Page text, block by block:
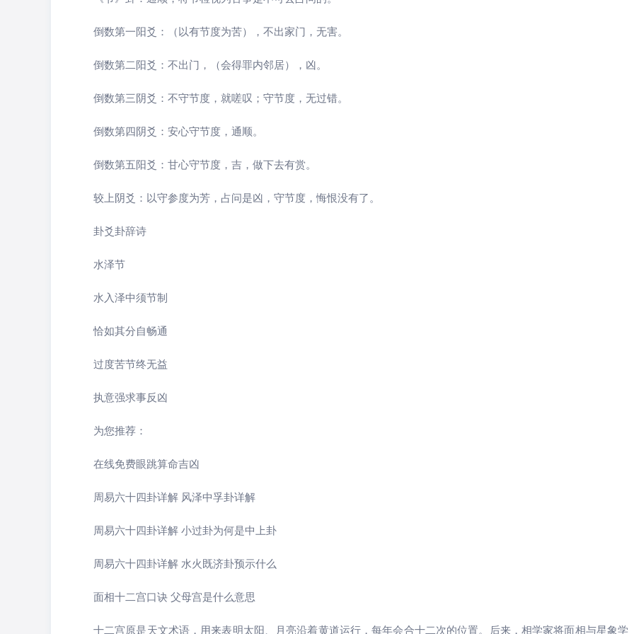
倒数第一阳爻：（以有节度为苦），不出家门，无害。
倒数第二阳爻：不出门，（会得罪内邻居），凶。
倒数第三阴爻：不守节度，就嗟叹；守节度，无过错。
倒数第四阴爻：安心守节度，通顺。
倒数第五阳爻：甘心守节度，吉，做下去有赏。
较上阴爻：以守参度为芳，占问是凶，守节度，悔恨没有了。
卦爻卦辞诗
水泽节
水入泽中须节制
恰如其分自畅通
过度苦节终无益
执意强求事反凶
为您推荐：
在线免费眼跳算命吉凶
周易六十四卦详解 风泽中孚卦详解
周易六十四卦详解 小过卦为何是中上卦
周易六十四卦详解 水火既济卦预示什么
面相十二宫口诀 父母宫是什么意思
十二宫原是天文术语，用来表明太阳、月亮沿着黄道运行，每年会合十二次的位置。后来，相学家将面相与星象学